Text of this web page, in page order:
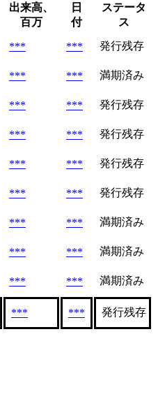
出来高、
百万
日
付
ステータ
ス
*** ***
発行残存
*** ***
満期済み
*** ***
発行残存
*** ***
発行残存
*** ***
発行残存
*** ***
発行残存
*** ***
満期済み
*** ***
満期済み
*** *** 満期済み
*** *** 発行残存